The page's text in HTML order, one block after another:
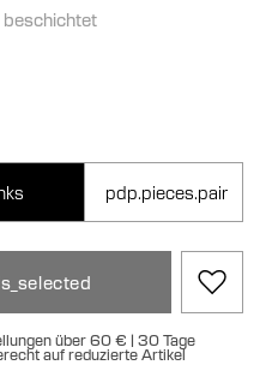
beschichtet
pdp.pieces.pair
über 60 € | 30 Tage
auf reduzierte Artikel